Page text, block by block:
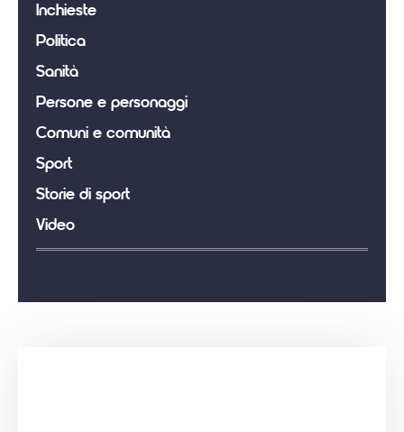
Inchieste
Politica
Sanità
Persone e personaggi
Comuni e comunità
Sport
Storie di sport
Video